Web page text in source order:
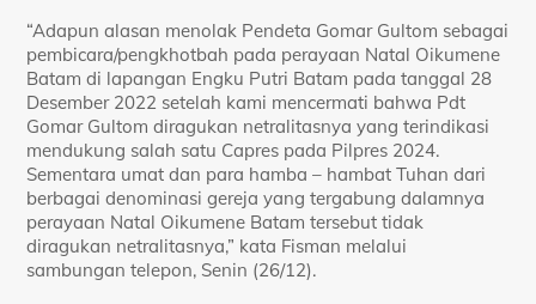
“Adapun alasan menolak Pendeta Gomar Gultom sebagai
pembicara/pengkhotbah pada perayaan Natal Oikumene
Batam di lapangan Engku Putri Batam pada tanggal 28
Desember 2022 setelah kami mencermati bahwa Pdt
Gomar Gultom diragukan netralitasnya yang terindikasi
mendukung salah satu Capres pada Pilpres 2024.
Sementara umat dan para hamba – hambat Tuhan dari
berbagai denominasi gereja yang tergabung dalamnya
perayaan Natal Oikumene Batam tersebut tidak
diragukan netralitasnya,” kata Fisman melalui
sambungan telepon, Senin (26/12).